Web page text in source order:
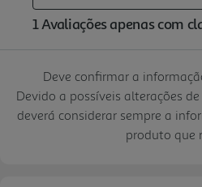
Deve confirmar a
Devido a possíveis alterações
deverá considerar sempre a
produto que